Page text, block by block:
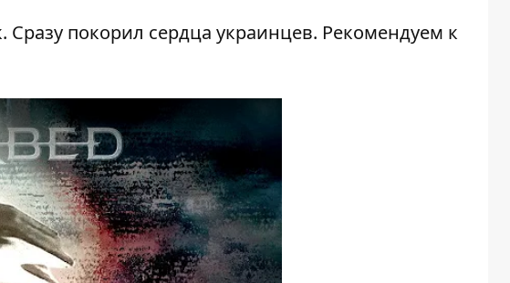
покорил сердца украинцев. Рекомендуем к